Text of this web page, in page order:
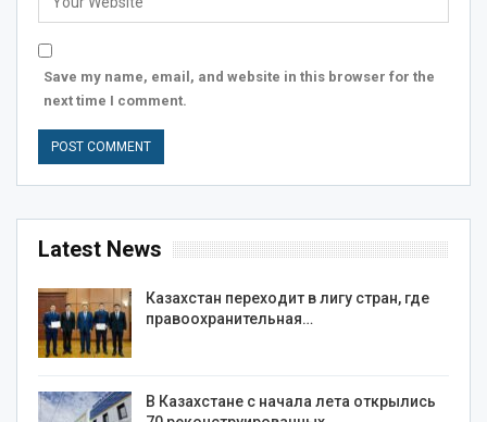
Save my name, email, and website in this browser for the
next time I comment.
Latest News
Казахстан переходит в лигу стран, где
правоохранительная…
В Казахстане с начала лета открылись